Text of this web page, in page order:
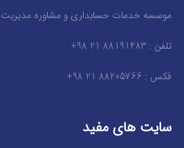
موسسه خدمات حسابداری و مشاوره مدیریت
تلفن : 88191483 21 98+
فکس : 88205766 21 98+
سایت های مفید